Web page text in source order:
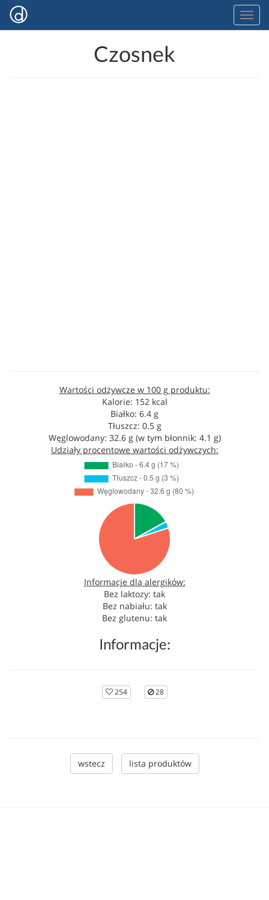
Czosnek
Wartości odżywcze w 100 g produktu:
Kalorie: 152 kcal
Białko: 6.4 g
Tłuszcz: 0.5 g
Węglowodany: 32.6 g (w tym błonnik: 4.1 g)
Udziały procentowe wartości odżywczych:
Informacje dla alergików:
Bez laktozy: tak
Bez nabiału: tak
Bez glutenu: tak
Informacje:
254 28
wstecz lista produktów